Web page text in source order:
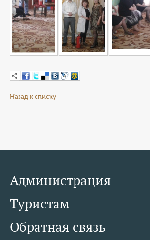
Назад к списку
Администрация
Туристам
Обратная связь